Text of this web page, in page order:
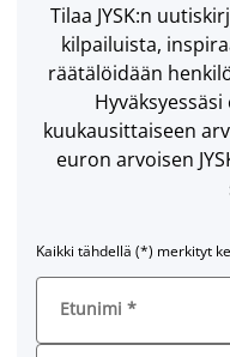
Tilaa JYSK:n
kilpailuista,
räätälöidään
kuukausittaiseen
euron arvoisen
Kaikki tähdellä (*) merkityt
Etunimi *